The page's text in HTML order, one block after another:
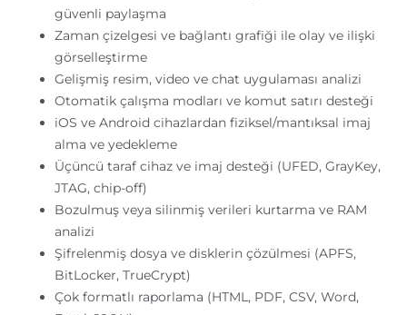
güvenli paylaşma
Zaman çizelgesi ve bağlantı grafiği ile olay ve ilişki
görselleştirme
Gelişmiş resim, video ve chat uygulaması analizi
Otomatik çalışma modları ve komut satırı desteği
iOS ve Android cihazlardan fiziksel/mantıksal imaj
alma ve yedekleme
Üçüncü taraf cihaz ve imaj desteği (UFED, GrayKey,
JTAG, chip-off)
Bozulmuş veya silinmiş verileri kurtarma ve RAM
analizi
Şifrelenmiş dosya ve disklerin çözülmesi (APFS,
BitLocker, TrueCrypt)
Çok formatlı raporlama (HTML, PDF, CSV, Word,